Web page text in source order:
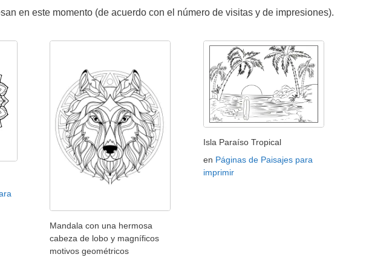
en este momento (de acuerdo con el número de visitas y de impresiones).
Mandala con una hermosa
cabeza de lobo y magníficos
motivos geométricos
Isla Paraíso Tropical
en Páginas de Paisajes para
imprimir